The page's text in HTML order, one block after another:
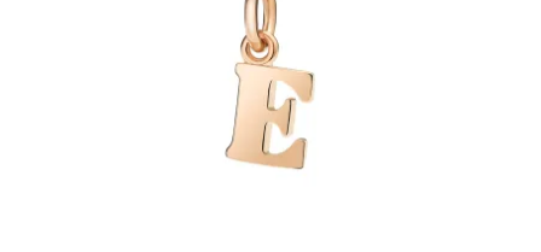
ROLEX CERTIFIED PRE-OWNED